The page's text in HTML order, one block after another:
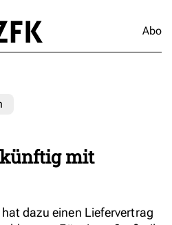
Abo
mit
dazu einen Liefervertrag